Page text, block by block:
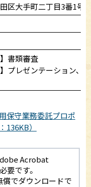
区大手町二丁目3番1号
】書類審査
】プレゼンテーション、
保守業務委託プロポ
）
Acrobat
要です。
でダウンロードで